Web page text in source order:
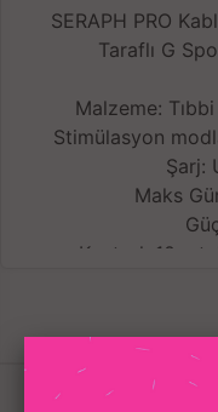
SERAPH PRO
Taraflı G
Malzeme:
Stimülasyon
Şarj:
Maks
Kontrol: 10
Şarj
Pil ömrü: